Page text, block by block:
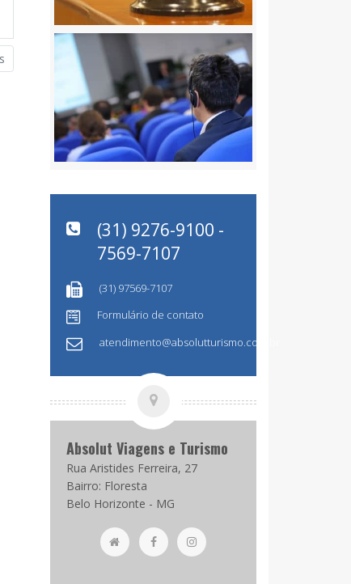
(31) 9276-9100 -
7569-7107
(31) 97569-7107
Formulário de contato
atendimento@absolutturismo.com.br
Absolut Viagens e Turismo
Rua Aristides Ferreira, 27
Bairro: Floresta
Belo Horizonte - MG